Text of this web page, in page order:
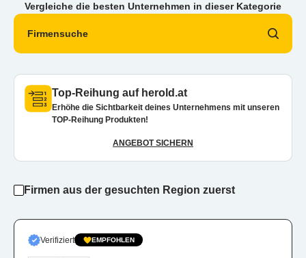
Vergleiche die besten Unternehmen in dieser Kategorie
Firmensuche
Top-Reihung auf herold.at
Erhöhe die Sichtbarkeit deines Unternehmens mit unseren
TOP-Reihung Produkten!
ANGEBOT SICHERN
Firmen aus der gesuchten Region zuerst
Verifiziert EMPFOHLEN